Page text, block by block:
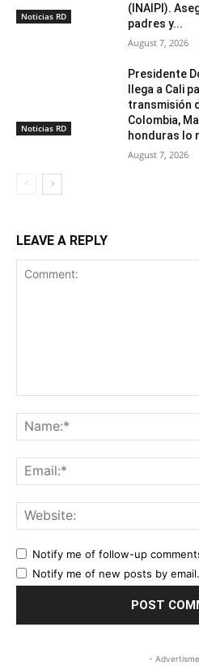
Noticias RD
(INAIPI).
padres y...
August 7, 2026
Noticias RD
Presidente
llega a Cali
transmisión
Colombia,
honduras lo
August 7, 2026
LEAVE A REPLY
Notify me of follow-up
Notify me of new posts by email.
-